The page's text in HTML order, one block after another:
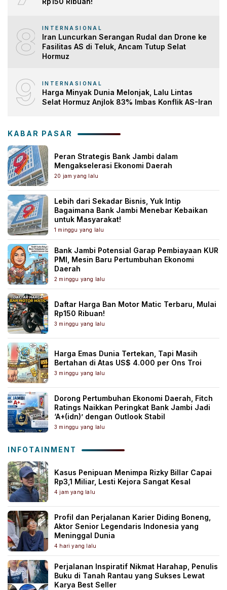
8 INTERNASIONAL
Iran Luncurkan Serangan Rudal dan Drone ke
Fasilitas AS di Teluk, Ancam Tutup Selat
Hormuz
9 INTERNASIONAL
Harga Minyak Dunia Melonjak, Lalu Lintas
Selat Hormuz Anjlok 83% Imbas Konflik AS-Iran
KABAR PASAR
Peran Strategis Bank Jambi dalam
Mengakselerasi Ekonomi Daerah
20 jam yang lalu
Lebih dari Sekadar Bisnis, Yuk Intip
Bagaimana Bank Jambi Menebar Kebaikan
untuk Masyarakat!
1 minggu yang lalu
Bank Jambi Potensial Garap Pembiayaan KUR
PMI, Mesin Baru Pertumbuhan Ekonomi
Daerah
2 minggu yang lalu
Daftar Harga Ban Motor Matic Terbaru, Mulai
Rp150 Ribuan!
3 minggu yang lalu
Harga Emas Dunia Tertekan, Tapi Masih
Bertahan di Atas US$ 4.000 per Ons Troi
3 minggu yang lalu
Dorong Pertumbuhan Ekonomi Daerah, Fitch
Ratings Naikkan Peringkat Bank Jambi Jadi
‘A+(idn)’ dengan Outlook Stabil
3 minggu yang lalu
INFOTAINMENT
Kasus Penipuan Menimpa Rizky Billar Capai
Rp3,1 Miliar, Lesti Kejora Sangat Kesal
4 jam yang lalu
Profil dan Perjalanan Karier Diding Boneng,
Aktor Senior Legendaris Indonesia yang
Meninggal Dunia
4 hari yang lalu
Perjalanan Inspiratif Nikmat Harahap, Penulis
Buku di Tanah Rantau yang Sukses Lewat
Karya Best Seller